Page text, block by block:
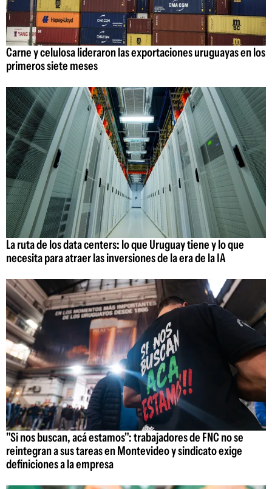
Carne y celulosa lideraron las exportaciones uruguayas en los
primeros siete meses
La ruta de los data centers: lo que Uruguay tiene y lo que
necesita para atraer las inversiones de la era de la IA
"Si nos buscan, acá estamos": trabajadores de FNC no se
reintegran a sus tareas en Montevideo y sindicato exige
definiciones a la empresa